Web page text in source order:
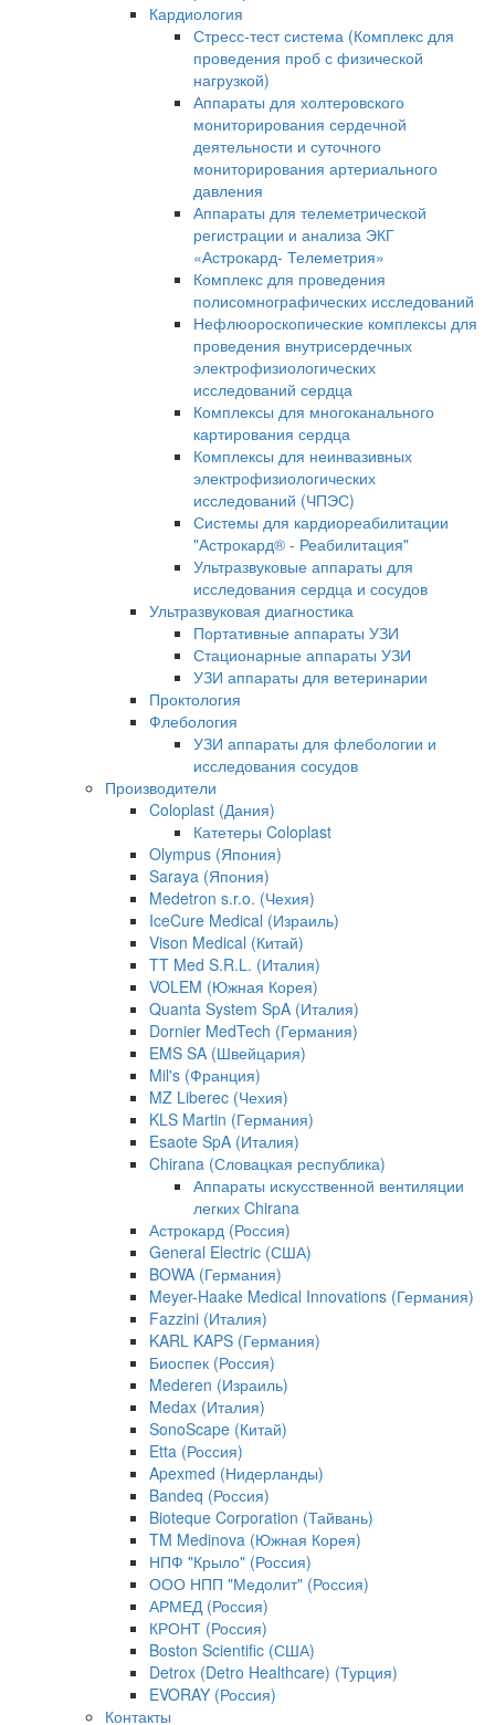
Кардиология
Стресс-тест система (Комплекс для
проведения проб с физической
нагрузкой)
Аппараты для холтеровского
мониторирования сердечной
деятельности и суточного
мониторирования артериального
давления
Аппараты для телеметрической
регистрации и анализа ЭКГ
«Астрокард- Телеметрия»
Комплекс для проведения
полисомнографических исследований
Нефлюороскопические комплексы для
проведения внутрисердечных
электрофизиологических
исследований сердца
Комплексы для многоканального
картирования сердца
Комплексы для неинвазивных
электрофизиологических
исследований (ЧПЭС)
Системы для кардиореабилитации
"Астрокард® - Реабилитация"
Ультразвуковые аппараты для
исследования сердца и сосудов
Ультразвуковая диагностика
Портативные аппараты УЗИ
Стационарные аппараты УЗИ
УЗИ аппараты для ветеринарии
Проктология
Флебология
УЗИ аппараты для флебологии и
исследования сосудов
Производители
Coloplast (Дания)
Катетеры Coloplast
Olympus (Япония)
Saraya (Япония)
Medetron s.r.o. (Чехия)
IceCure Medical (Израиль)
Vison Medical (Китай)
TT Med S.R.L. (Италия)
VOLEM (Южная Корея)
Quanta System SpA (Италия)
Dornier MedTech (Германия)
EMS SA (Швейцария)
Mil's (Франция)
MZ Liberec (Чехия)
KLS Martin (Германия)
Esaote SpA (Италия)
Chirana (Словацкая республика)
Аппараты искусственной вентиляции
легких Chirana
Астрокард (Россия)
General Electric (США)
BOWA (Германия)
Meyer-Haake Medical Innovations (Германия)
Fazzini (Италия)
KARL KAPS (Германия)
Биоспек (Россия)
Mederen (Израиль)
Medax (Италия)
SonoScape (Китай)
Etta (Россия)
Apexmed (Нидерланды)
Bandeq (Россия)
Bioteque Corporation (Тайвань)
TM Medinova (Южная Корея)
НПФ "Крыло" (Россия)
ООО НПП "Медолит" (Россия)
АРМЕД (Россия)
КРОНТ (Россия)
Boston Scientific (США)
Detrox (Detro Healthcare) (Турция)
EVORAY (Россия)
Контакты